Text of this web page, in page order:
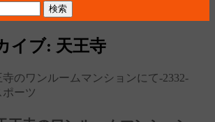
イブ: 天王寺
ーツ